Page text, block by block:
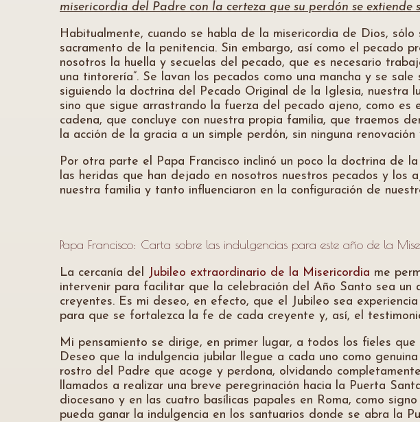
misericordia del Padre con la certeza que su perdón se
Habitualmente, cuando se habla de la misericordia de Dios,
sacramento de la penitencia. Sin embargo, así como el pecado
nosotros la huella y secuelas del pecado, que es necesario
una tintorería”. Se lavan los pecados como una mancha y se
siguiendo la doctrina del Pecado Original de la Iglesia, nuestra
sino que sigue arrastrando la fuerza del pecado ajeno, como
cadena, que concluye con nuestra propia familia, que traemos
la acción de la gracia a un simple perdón, sin ninguna
Por otra parte el Papa Francisco inclinó un poco la doctrina de
las heridas que han dejado en nosotros nuestros pecados y los
nuestra familia y tanto influenciaron en la configuración de
Papa Francisco: Carta sobre las indulgencias para este año de la
La cercanía del Jubileo extraordinario de la Misericordia me
intervenir para facilitar que la celebración del Año Santo sea
creyentes. Es mi deseo, en efecto, que el Jubileo sea
para que se fortalezca la fe de cada creyente y, así, el
Mi pensamiento se dirige, en primer lugar, a todos los fieles
Deseo que la indulgencia jubilar llegue a cada uno como
rostro del Padre que acoge y perdona, olvidando
llamados a realizar una breve peregrinación hacia la Puerta
diocesano y en las cuatro basílicas papales en Roma, como
pueda ganar la indulgencia en los santuarios donde se abra la